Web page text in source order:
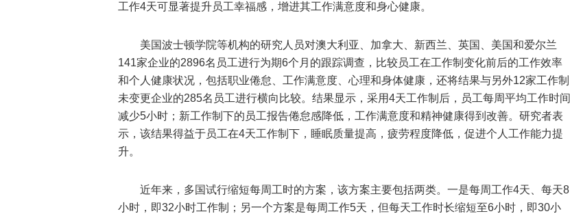
工作4天可显著提升员工幸福感，增进其工作满意度和身心健康。
美国波士顿学院等机构的研究人员对澳大利亚、加拿大、新西兰、英国、美国和爱尔兰
141家企业的2896名员工进行为期6个月的跟踪调查，比较员工在工作制变化前后的工作效率
和个人健康状况，包括职业倦怠、工作满意度、心理和身体健康，还将结果与另外12家工作制
未变更企业的285名员工进行横向比较。结果显示，采用4天工作制后，员工每周平均工作时间
减少5小时；新工作制下的员工报告倦怠感降低，工作满意度和精神健康得到改善。研究者表
示，该结果得益于员工在4天工作制下，睡眠质量提高，疲劳程度降低，促进个人工作能力提
升。
近年来，多国试行缩短每周工时的方案，该方案主要包括两类。一是每周工作4天、每天8
小时，即32小时工作制；另一个方案是每周工作5天，但每天工作时长缩短至6小时，即30小